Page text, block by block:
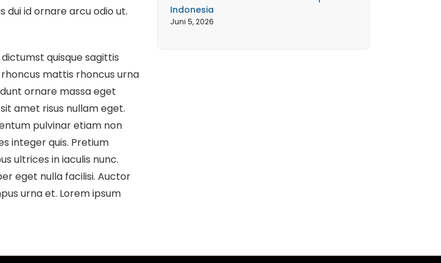
dui id ornare arcu odio ut.
quisque sagittis
mattis rhoncus urna
ornare massa eget
amet risus nullam eget.
pulvinar etiam non
integer quis. Pretium
ultrices in iaculis nunc.
eget nulla facilisi. Auctor
urna et. Lorem ipsum
Indonesia
Juni 5, 2026